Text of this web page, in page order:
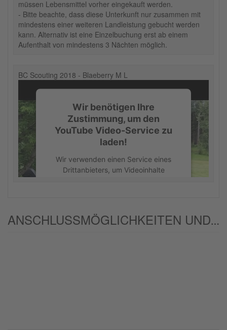
müssen Lebensmittel vorher eingekauft werden.
- Bitte beachte, dass diese Unterkunft nur zusammen mit
mindestens einer weiteren Landleistung gebucht werden
kann. Alternativ ist eine Einzelbuchung erst ab einem
Aufenthalt von mindestens 3 Nächten möglich.
BC Scouting 2018 - Blaeberry M L
Wir benötigen Ihre
Zustimmung, um den
YouTube Video-Service zu
laden!
Wir verwenden einen Service eines
Drittanbieters, um Videoinhalte
stimmen Sie der Nutzung des Service
zu, um dieses Video anzusehen.
ANSCHLUSSMÖGLICHKEITEN UND/ODER ALTERNATIVEN: